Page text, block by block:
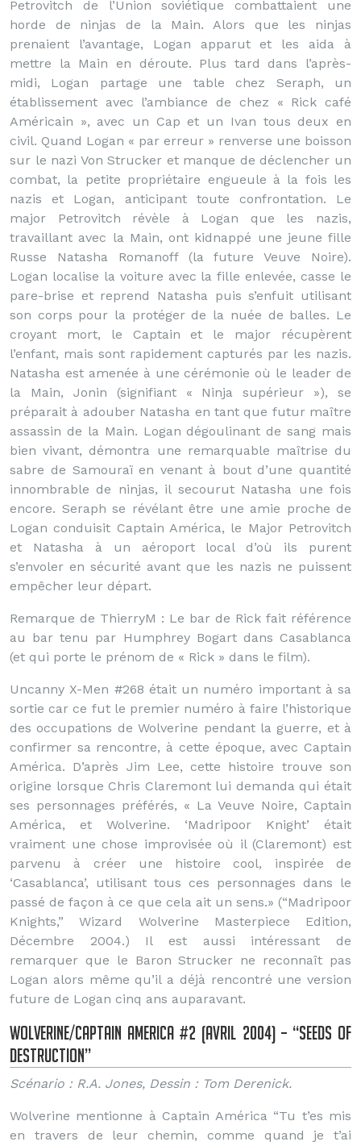
Petrovitch de l’Union soviétique combattaient une
horde de ninjas de la Main. Alors que les ninjas
prenaient l’avantage, Logan apparut et les aida à
mettre la Main en déroute. Plus tard dans l’après-
midi, Logan partage une table chez Seraph, un
établissement avec l’ambiance de chez « Rick café
Américain », avec un Cap et un Ivan tous deux en
civil. Quand Logan « par erreur » renverse une boisson
sur le nazi Von Strucker et manque de déclencher un
combat, la petite propriétaire engueule à la fois les
nazis et Logan, anticipant toute confrontation. Le
major Petrovitch révèle à Logan que les nazis,
travaillant avec la Main, ont kidnappé une jeune fille
Russe Natasha Romanoff (la future Veuve Noire).
Logan localise la voiture avec la fille enlevée, casse le
pare-brise et reprend Natasha puis s’enfuit utilisant
son corps pour la protéger de la nuée de balles. Le
croyant mort, le Captain et le major récupèrent
l’enfant, mais sont rapidement capturés par les nazis.
Natasha est amenée à une cérémonie où le leader de
la Main, Jonin (signifiant « Ninja supérieur »), se
préparait à adouber Natasha en tant que futur maître
assassin de la Main. Logan dégoulinant de sang mais
bien vivant, démontra une remarquable maîtrise du
sabre de Samouraï en venant à bout d’une quantité
innombrable de ninjas, il secourut Natasha une fois
encore. Seraph se révélant être une amie proche de
Logan conduisit Captain América, le Major Petrovitch
et Natasha à un aéroport local d’où ils purent
s’envoler en sécurité avant que les nazis ne puissent
empêcher leur départ.
Remarque de ThierryM : Le bar de Rick fait référence
au bar tenu par Humphrey Bogart dans Casablanca
(et qui porte le prénom de « Rick » dans le film).
Uncanny X-Men #268 était un numéro important à sa
sortie car ce fut le premier numéro à faire l’historique
des occupations de Wolverine pendant la guerre, et à
confirmer sa rencontre, à cette époque, avec Captain
América. D’après Jim Lee, cette histoire trouve son
origine lorsque Chris Claremont lui demanda qui était
ses personnages préférés, « La Veuve Noire, Captain
América, et Wolverine. ‘Madripoor Knight’ était
vraiment une chose improvisée où il (Claremont) est
parvenu à créer une histoire cool, inspirée de
‘Casablanca’, utilisant tous ces personnages dans le
passé de façon à ce que cela ait un sens.» (“Madripoor
Knights,” Wizard Wolverine Masterpiece Edition,
Décembre 2004.) Il est aussi intéressant de
remarquer que le Baron Strucker ne reconnaît pas
Logan alors même qu’il a déjà rencontré une version
future de Logan cinq ans auparavant.
Wolverine/Captain America #2 (Avril 2004) – “Seeds of
Destruction”
Scénario : R.A. Jones, Dessin : Tom Derenick.
Wolverine mentionne à Captain América “Tu t’es mis
en travers de leur chemin, comme quand je t’ai